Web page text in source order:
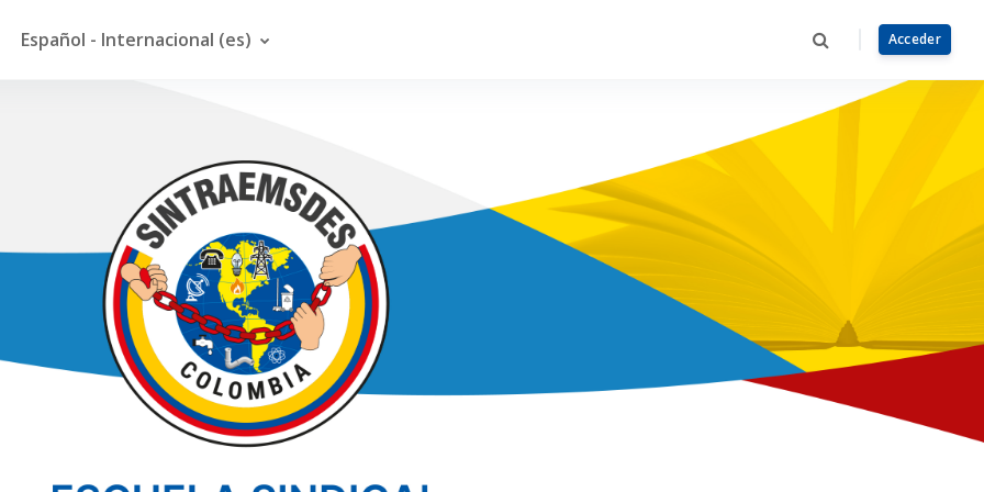
Español - Internacional ‎(es)‎ Acceder